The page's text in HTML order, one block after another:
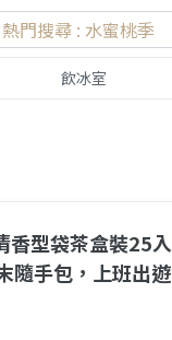
熱門搜尋 : 水蜜桃季
飲冰室
香型袋茶盒裝25
隨手包，上班出遊